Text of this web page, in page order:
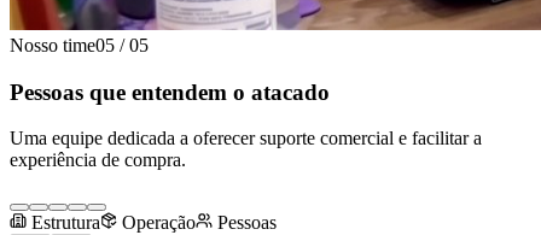
Nosso time05 / 05
Pessoas que entendem o atacado
Uma equipe dedicada a oferecer suporte comercial e facilitar a
experiência de compra.
Estrutura Operação Pessoas